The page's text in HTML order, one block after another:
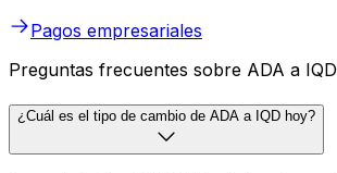
Pagos empresariales
Preguntas frecuentes sobre ADA a IQD
¿Cuál es el tipo de cambio de ADA a IQD hoy?